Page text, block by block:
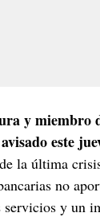
y miembro
este
de la última
no
y un